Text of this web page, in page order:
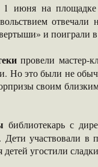
1 июня на
и поиграли
провели мастер-
Но это были не
своим
библиотекарь с
участвовали в
угостили